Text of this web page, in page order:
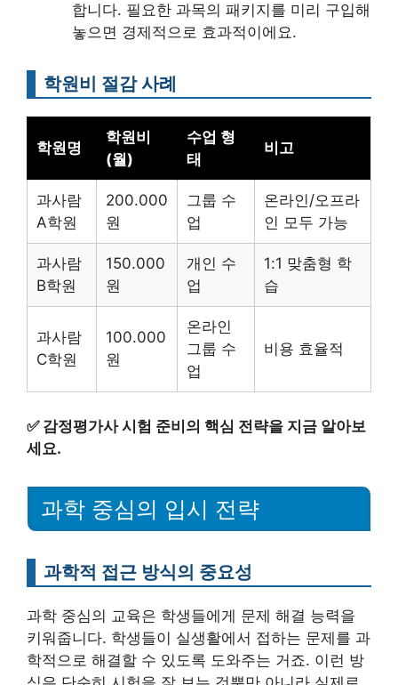
합니다. 필요한 과목의 패키지를 미리 구입해
놓으면 경제적으로 효과적이에요.
학원비 절감 사례
학원명
학원비
(월)
수업 형
태
비고
과사람
A학원
200.000
원
그룹 수
업
온라인/오프라
인 모두 가능
과사람
B학원
150.000
원
개인 수
업
1:1 맞춤형 학
습
과사람
C학원
100.000
원
온라인
그룹 수
업
비용 효율적
✅ 감정평가사 시험 준비의 핵심 전략을 지금 알아보
세요.
과학 중심의 입시 전략
과학적 접근 방식의 중요성
과학 중심의 교육은 학생들에게 문제 해결 능력을
키워줍니다. 학생들이 실생활에서 접하는 문제를 과
학적으로 해결할 수 있도록 도와주는 거죠. 이런 방